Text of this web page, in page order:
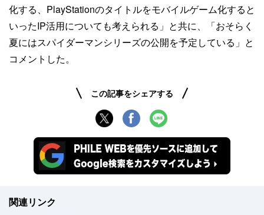
化する、PlayStationのタイトルをモバイルゲーム化すると
いったIP活用についても考えられる」と共に、「おそらく
夏にはスパイダーマンシリーズの公開を予定している」と
コメントした。
この記事をシェアする
関連リンク